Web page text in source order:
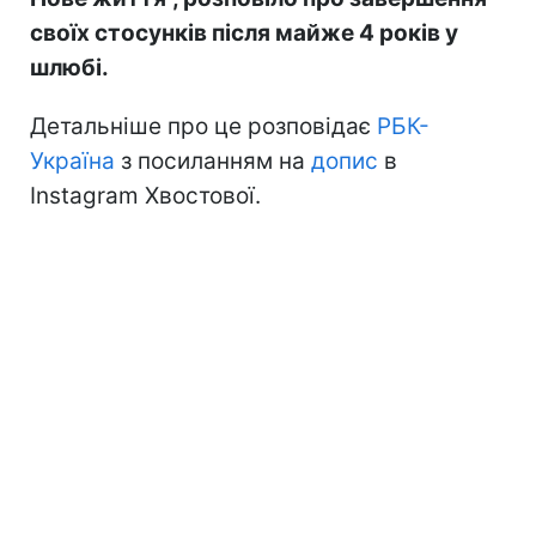
своїх стосунків після майже 4 років у
шлюбі.
Детальніше про це розповідає РБК-
Україна з посиланням на допис в
Instagram Хвостової.